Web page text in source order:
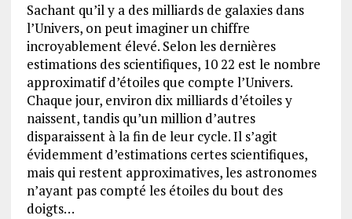
Sachant qu’il y a des milliards de galaxies dans
l’Univers, on peut imaginer un chiffre
incroyablement élevé. Selon les dernières
estimations des scientifiques, 10 22 est le nombre
approximatif d’étoiles que compte l’Univers.
Chaque jour, environ dix milliards d’étoiles y
naissent, tandis qu’un million d’autres
disparaissent à la fin de leur cycle. Il s’agit
évidemment d’estimations certes scientifiques,
mais qui restent approximatives, les astronomes
n’ayant pas compté les étoiles du bout des
doigts…